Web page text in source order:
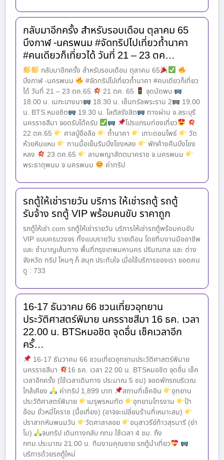
กลับมาอีกครั้ง สำหรับรอบเดือน ตุลาคม 65
บึงกาฬ -นครพนม #จัดทริปไปเที่ยวถ้ำนาคา
#คนเดียวก็เที่ยวได้ วันที่ 21 – 23 ตค…
กลับมาอีกครั้ง สำหรับรอบเดือน ตุลาคม 65
บึงกาฬ -นครพนม
#จัดทริปไปเที่ยวถ้ำนาคา #คนเดียวก็เที่ยว
ได้ วันที่ 21 – 23 ตค.65
21 ตค. 65
จุดนัดพบ
18.00 น. เมกะบางนา
18.30 น. เซ็นทรัลพระราม 2
19.00
น. BTS.หมอชิต
19.30 น. โลตัสรังสิต
ทางผ่าน จ.สระบุรี
นครราชสีมา จอดรับได้ครับ
โปรแกรมท่องเที่ยว
22 ตค.65
ศาลปู่อือลือ ถ้ำนาคา เกาะดอนโพธ์
วัด
ห้วยหินแหบ
ทานมื้อเย็นริมบึงโขงหลง
พักค้างคืนบึงโขง
หลง
23 ตค.65
ลานพญาสัตตนาคราช จ.นครพนม
พระธาตุพนม จ.นครพนม
ค่าทริป
รถตู้ให้เช่ารายวัน บริการ ให้เช่ารถตู้ รถตู้
รับจ้าง รถตู้ VIP พร้อมคนขับ ราคาถูก
รถตู้ให้เช่า.com รถตู้ให้เช่ารายวัน บริการให้เช่ารถตู้พร้อมคนขับ
VIP แบบครบวงจร ทั้งแบบรายวัน รายเดือน โดยทีมงานมืออาชีพ
และ ชำนาญเส้นทาง พื้นที่กรุงเทพมหานคร ปริมณฑล และ ต่าง
จังหวัด ทริป ไหนๆ ก็ สนุก ประทับใจ เมื่อใช้บริการของเรา ยอดคน
ดู : 733
16-17 ธันวาคม 66 ชวนเที่ยวอุทยาน
ประวัติศาสตร์พิมาย นครราชสีมา 16 ธค. เวลา
22.00 น. BTSหมอชิต จุดอื่น เช็คเวลาอีก
ครั้…
16-17 ธันวาคม 66 ชวนเที่ยวอุทยานประวัติศาสตร์พิมาย
นครราชสีมา
16 ธค. เวลา 22.00 น. BTSหมอชิต จุดอื่น เช็ค
เวลาอีกครั้ง (ใช้เวลาเดินทาง ประมาณ 5 ชม) จอดพักรถบริเวณ
ไกล้เคียง
ค่าทริป 1,899 บาท สถานที่เช็คอิน
อุทยาน
ประวัติศาสตร์พิมาย
เมรุพรหมทัต อุทยานไทรงาม
ป้า
อ้อม ขั่วหมี่โคราช (มื้อเที่ยง) (อาจจะเปลี่ยนร้านที่เหมาะสม)
ปราสาทหินพนมวัน
วัดศาลาลอย
อนุสาวรีย์ท้าวสุรนารี (ย่า
โม)
จบทริป เดินทางกลับ กทม.ใช้เวลา 4 ชม. ถึง
กทม.ประมาณ 21.00 น. ทีมงานคุณชาย รถตู้นำเที่ยว
บริการด้วยรถตู้ใหม่